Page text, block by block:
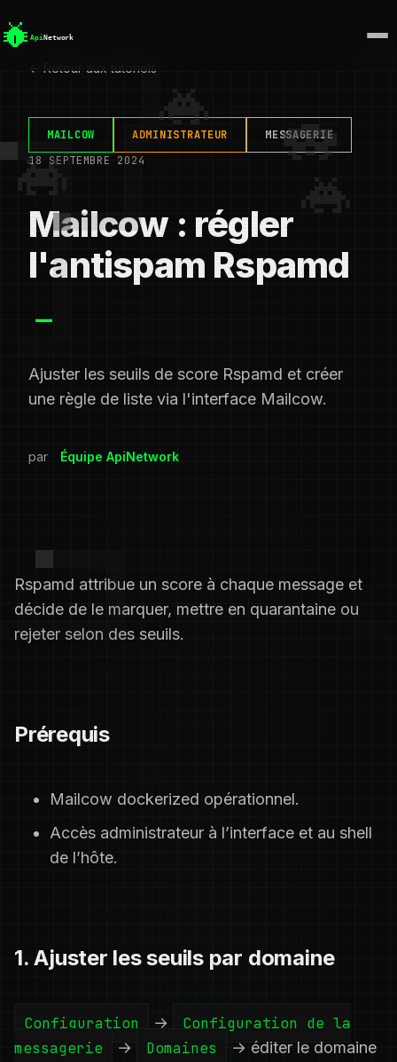
← Retour aux tutoriels
MAILCOW ADMINISTRATEUR
MESSAGERIE
18 SEPTEMBRE 2024
Mailcow : régler
l'antispam Rspamd
Ajuster les seuils de score Rspamd et créer
une règle de liste via l'interface Mailcow.
par Équipe ApiNetwork
Rspamd attribue un score à chaque message et
décide de le marquer, mettre en quarantaine ou
rejeter selon des seuils.
Prérequis
Mailcow dockerized opérationnel.
Accès administrateur à l’interface et au shell
de l’hôte.
1. Ajuster les seuils par domaine
Configuration →
Configuration de la
messagerie
→ Domaines
→ éditer le domaine